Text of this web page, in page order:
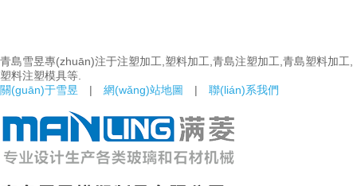
青島雪昱專(zhuān)注于注塑加工,塑料加工,青島注塑加工,青島塑料加工,
塑料注塑模具等.
關(guān)于雪昱 | 網(wǎng)站地圖 | 聯(lián)系我們